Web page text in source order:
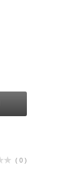
( 0 )